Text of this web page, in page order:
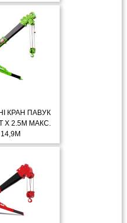
КРАН ПАВУК
X 2.5М МАКС.